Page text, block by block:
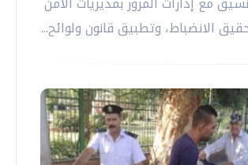
الانضباط، وتطبيق قانون ولوائح...